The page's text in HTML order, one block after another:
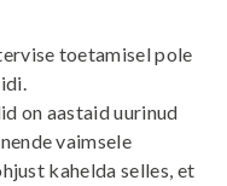
toetamisel pole
on aastaid uurinud
vaimsele
kahelda selles, et